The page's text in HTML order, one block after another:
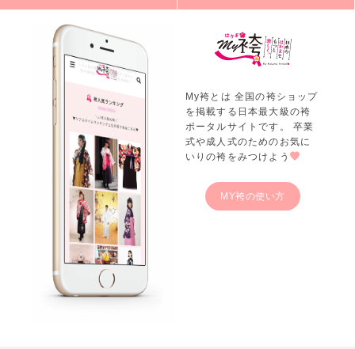
My袴とは 全国の袴ショップ
を掲載する日本最大級の袴
ポータルサイトです。 卒業
式や成人式のためのお気に
いりの袴をみつけよう
MY袴の使い方